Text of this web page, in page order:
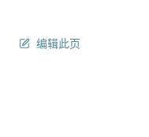
编辑此页